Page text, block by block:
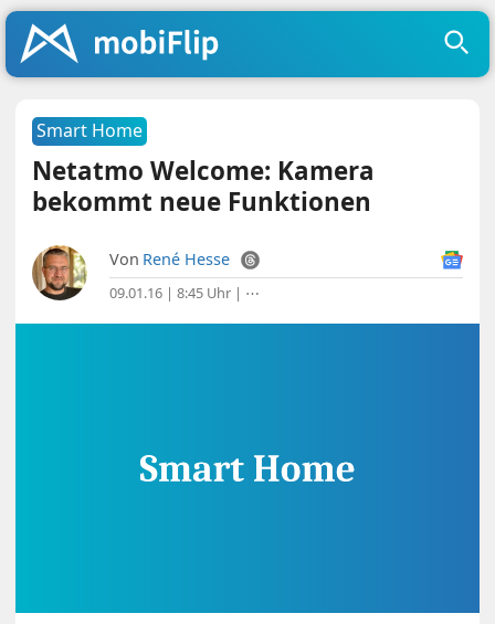
Smart Home
Netatmo Welcome: Kamera
bekommt neue Funktionen
Von René Hesse
09.01.16 | 8:45 Uhr | ⋯